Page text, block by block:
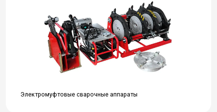
Электромуфтовые сварочные аппараты